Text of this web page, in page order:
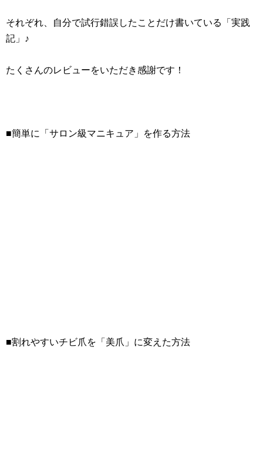
それぞれ、自分で試行錯誤したことだけ書いている「実践
記」♪
たくさんのレビューをいただき感謝です！
■簡単に「サロン級マニキュア」を作る方法
■割れやすいチビ爪を「美爪」に変えた方法